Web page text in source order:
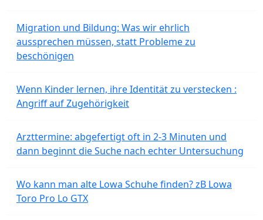
Migration und Bildung: Was wir ehrlich
aussprechen müssen, statt Probleme zu
beschönigen
Wenn Kinder lernen, ihre Identität zu verstecken :
Angriff auf Zugehörigkeit
Arzttermine: abgefertigt oft in 2-3 Minuten und
dann beginnt die Suche nach echter Untersuchung
Wo kann man alte Lowa Schuhe finden? zB Lowa
Toro Pro Lo GTX